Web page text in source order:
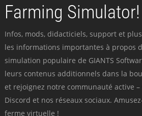
Farming Simulator!
Infos, mods, didacticiels, support et
les informations importantes à propos
simulation populaire de GIANTS
leurs contenus additionnels dans la
et rejoignez notre communauté active
Discord et nos réseaux sociaux.
ferme virtuelle !